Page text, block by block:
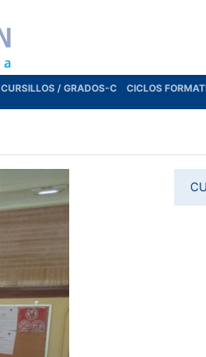
CURSILLOS / GRADOS-C CICLOS